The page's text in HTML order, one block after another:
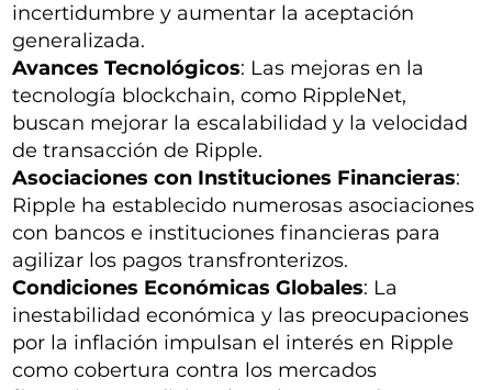
incertidumbre y aumentar la aceptación
generalizada.
Avances Tecnológicos: Las mejoras en la
tecnología blockchain, como RippleNet,
buscan mejorar la escalabilidad y la velocidad
de transacción de Ripple.
Asociaciones con Instituciones Financieras:
Ripple ha establecido numerosas asociaciones
con bancos e instituciones financieras para
agilizar los pagos transfronterizos.
Condiciones Económicas Globales: La
inestabilidad económica y las preocupaciones
por la inflación impulsan el interés en Ripple
como cobertura contra los mercados